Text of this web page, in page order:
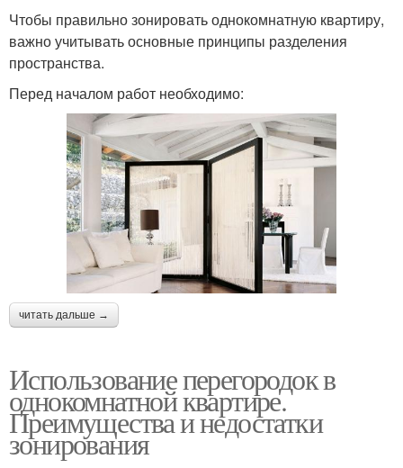
Чтобы правильно зонировать однокомнатную квартиру,
важно учитывать основные принципы разделения
пространства.
Перед началом работ необходимо:
читать дальше →
Использование перегородок в
однокомнатной квартире.
Преимущества и недостатки
зонирования